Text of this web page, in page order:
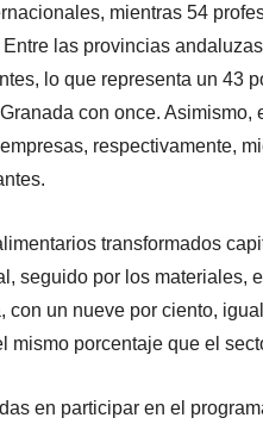
mientras 54
las provincias
lo que representa un 43
con once. Asimismo,
respectivamente,
transformados
seguido por los materiales,
un nueve por ciento,
mismo porcentaje que el
en participar en el